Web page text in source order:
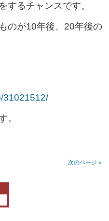
するチャンスです。
のが10年後、20年後の
31021512/
。
次のページ »